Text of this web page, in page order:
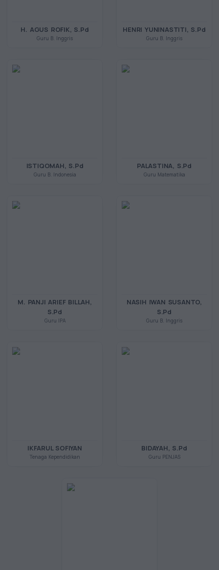
H. AGUS ROFIK, S.Pd
Guru B. Inggris
HENRI YUNINASTITI, S.Pd
Guru B. Inggris
ISTIQOMAH, S.Pd
Guru B. Indonesia
PALASTINA, S.Pd
Guru Matematika
M. PANJI ARIEF BILLAH,
S.Pd
Guru IPA
NASIH IWAN SUSANTO,
S.Pd
Guru B. Inggris
IKFARUL SOFIYAN
Tenaga Kependidikan
BIDAYAH, S.Pd
Guru PENJAS